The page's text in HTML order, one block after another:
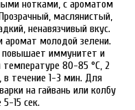
нотками, с ароматом
маслянистый,
ненавязчивый вкус.
аромат молодой зелени.
повышает иммунитет и
80-85 °C, 2
течение 1-3 мин. Для
на гайвань или колбу
15 сек.